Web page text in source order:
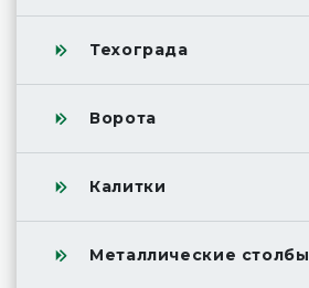
Техограда
Ворота
Калитки
Металлические столбы